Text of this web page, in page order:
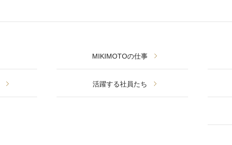
MIKIMOTOの仕事
活躍する社員たち